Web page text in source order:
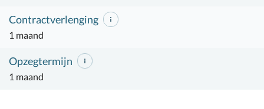
Contractverlenging
1 maand
Opzegtermijn
1 maand